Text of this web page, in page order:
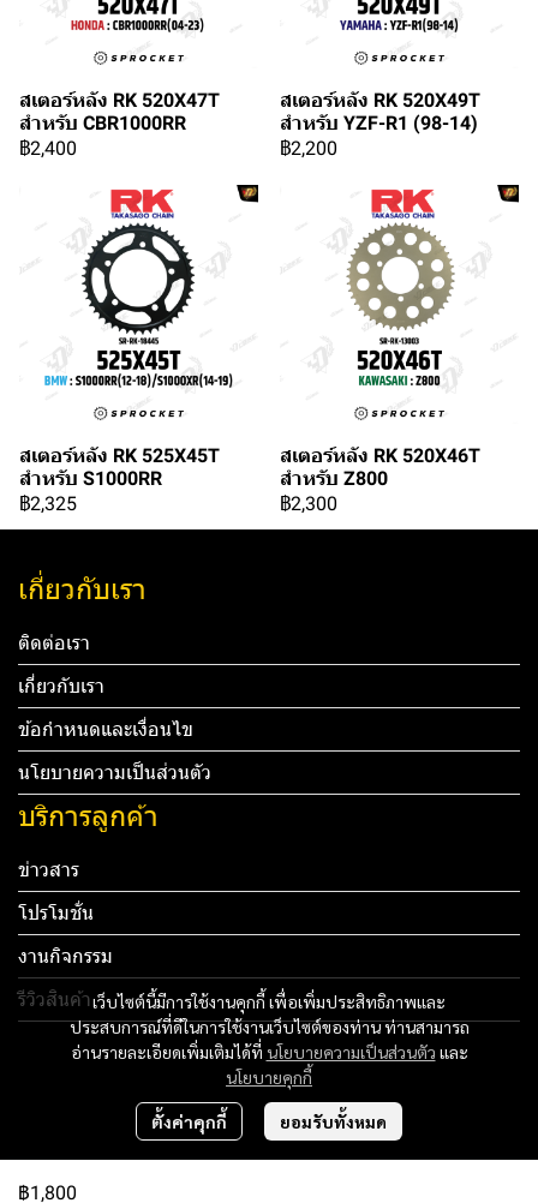
สเตอร์หลัง RK 520X47T
สำหรับ CBR1000RR
฿2,400
สเตอร์หลัง RK 520X49T
สำหรับ YZF-R1 (98-14)
฿2,200
สเตอร์หลัง RK 525X45T
สำหรับ S1000RR
฿2,325
สเตอร์หลัง RK 520X46T
สำหรับ Z800
฿2,300
฿1,800
เว็บไซต์นี้มีการใช้งานคุกกี้ เพื่อเพิ่มประสิทธิภาพและ
ประสบการณ์ที่ดีในการใช้งานเว็บไซต์ของท่าน ท่านสามารถ
อ่านรายละเอียดเพิ่มเติมได้ที่ นโยบายความเป็นส่วนตัว และ
นโยบายคุกกี้
ตั้งค่าคุกกี้ ยอมรับทั้งหมด
เกี่ยวกับเรา
ติดต่อเรา
เกี่ยวกับเรา
ข้อกำหนดและเงื่อนไข
นโยบายความเป็นส่วนตัว
บริการลูกค้า
ข่าวสาร
โปรโมชั่น
งานกิจกรรม
รีวิวสินค้า
Tel: 012 345 67890 Email: mail@yourdomain.com